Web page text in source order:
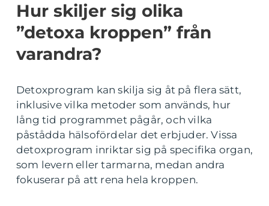
Hur skiljer sig olika
”detoxa kroppen” från
varandra?
Detoxprogram kan skilja sig åt på flera sätt,
inklusive vilka metoder som används, hur
lång tid programmet pågår, och vilka
påstådda hälsofördelar det erbjuder. Vissa
detoxprogram inriktar sig på specifika organ,
som levern eller tarmarna, medan andra
fokuserar på att rena hela kroppen.